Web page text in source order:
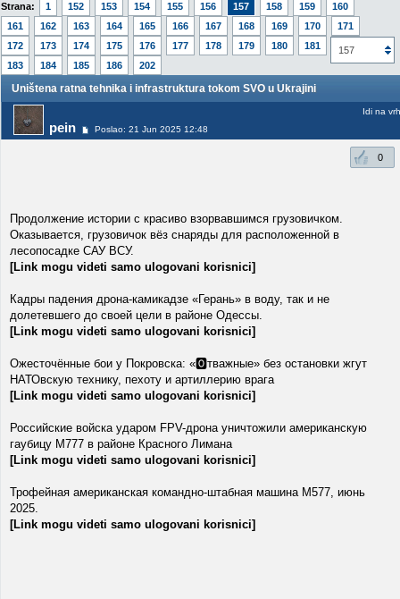
Strana: 1 152 153 154 155 156 157 158 159
160
161
162 163 164 165 166 167 168 169 170
171
172
173 174 175 176 177 178 179 180 181
182
183
184 185 186 202
157
Uništena ratna tehnika i infrastruktura tokom SVO u Ukrajini
pein Poslao: 21 Jun 2025 12:48
Idi na vrh
0
Продолжение истории с красиво взорвавшимся грузовичком.
Оказывается, грузовичок вёз снаряды для расположенной в
лесопосадке САУ ВСУ.
[Link mogu videti samo ulogovani korisnici]
Кадры падения дрона-камикадзе «Герань» в воду, так и не
долетевшего до своей цели в районе Одессы.
[Link mogu videti samo ulogovani korisnici]
Ожесточённые бои у Покровска: «🅾️тважные» без остановки жгут
НАТОвскую технику, пехоту и артиллерию врага
[Link mogu videti samo ulogovani korisnici]
Российские войска ударом FPV-дрона уничтожили американскую
гаубицу M777 в районе Красного Лимана
[Link mogu videti samo ulogovani korisnici]
Трофейная американская командно-штабная машина М577, июнь
2025.
[Link mogu videti samo ulogovani korisnici]